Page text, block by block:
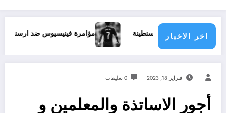
اخر الاخبار مؤامرة فينيسيوس ضد ارسنال
فبراير 18, 2023 0 تعليقات
أجور الاساتذة والمعلمين و